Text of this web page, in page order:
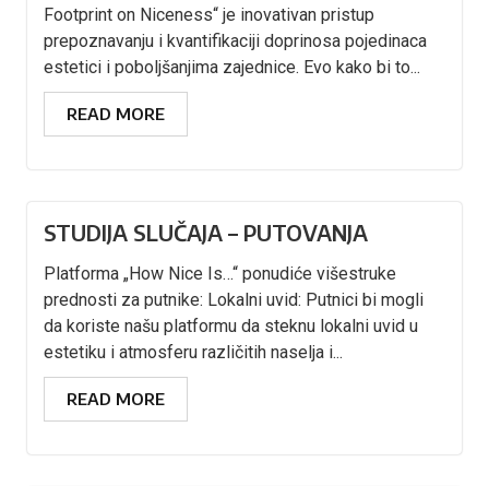
Footprint on Niceness“ je inovativan pristup
prepoznavanju i kvantifikaciji doprinosa pojedinaca
estetici i poboljšanjima zajednice. Evo kako bi to...
READ MORE
STUDIJA SLUČAJA – PUTOVANJA
Platforma „How Nice Is…“ ponudiće višestruke
prednosti za putnike: Lokalni uvid: Putnici bi mogli
da koriste našu platformu da steknu lokalni uvid u
estetiku i atmosferu različitih naselja i...
READ MORE